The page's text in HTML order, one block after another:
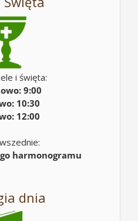
i święta:
9:00
10:30
12:00
harmonogramu
dnia